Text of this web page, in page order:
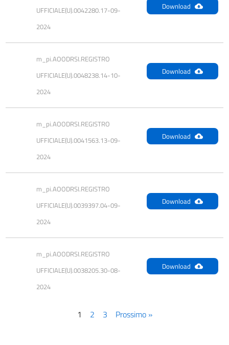
UFFICIALE(U).0042280.17-09-
2024
Download
m_pi.AOODRSI.REGISTRO
UFFICIALE(U).0048238.14-10-
2024
Download
m_pi.AOODRSI.REGISTRO
UFFICIALE(U).0041563.13-09-
2024
Download
m_pi.AOODRSI.REGISTRO
UFFICIALE(U).0039397.04-09-
2024
Download
m_pi.AOODRSI.REGISTRO
UFFICIALE(U).0038205.30-08-
2024
Download
1 2 3 Prossimo »